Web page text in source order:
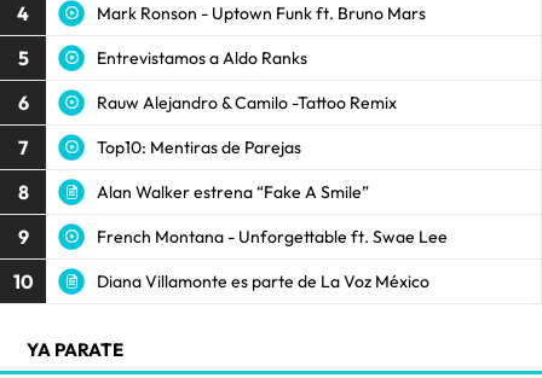
4 Mark Ronson - Uptown Funk ft. Bruno Mars
5 Entrevistamos a Aldo Ranks
6 Rauw Alejandro & Camilo -Tattoo Remix
7 Top10: Mentiras de Parejas
8 Alan Walker estrena “Fake A Smile”
9 French Montana - Unforgettable ft. Swae Lee
10 Diana Villamonte es parte de La Voz México
YA PARATE